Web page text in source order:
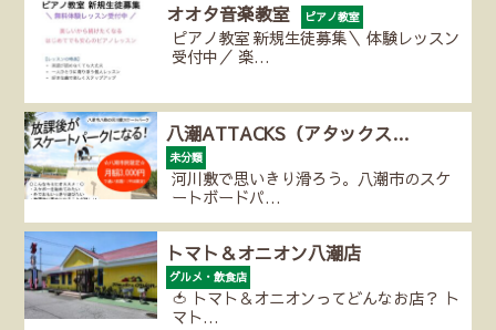
オオタ音楽教室 ピアノ教室
ピアノ教室 新規生徒募集＼ 体験レッスン
受付中／ 楽…
八潮ATTACKS（アタックス…
未分類
河川敷で思いきり滑ろう。八潮市のスケ
ートボードパ…
トマト＆オニオン八潮店
グルメ・飲食店
🍅 トマト＆オニオンってどんなお店？ ト
マト…